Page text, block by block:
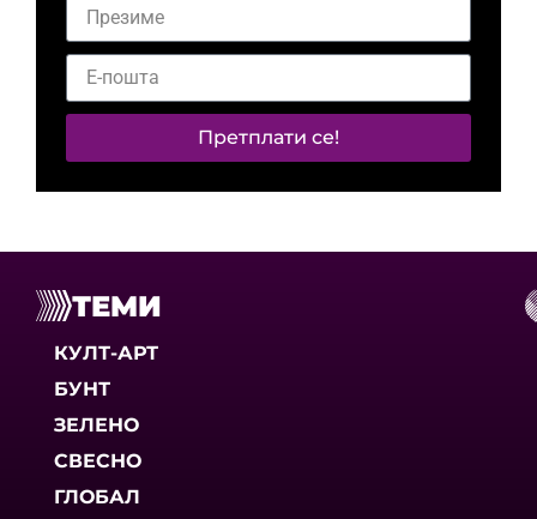
Претплати се!
ТЕМИ
КУЛТ-АРТ
БУНТ
ЗЕЛЕНО
СВЕСНО
ГЛОБАЛ